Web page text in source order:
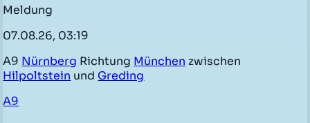
Meldung
07.08.26, 03:19
A9 Nürnberg Richtung München zwischen
Hilpoltstein und Greding
A9